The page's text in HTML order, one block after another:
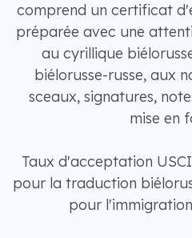
comprend un certificat
préparée avec une
au cyrillique
biélorusse-russe, aux
sceaux, signatures,
mise en
Taux d'acceptation
pour la traduction
pour